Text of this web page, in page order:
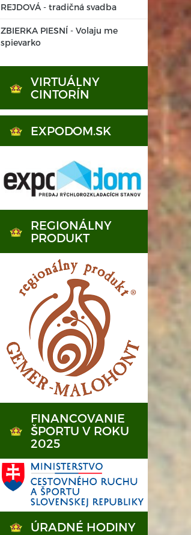
REJDOVÁ - tradičná svadba
ZBIERKA PIESNÍ - Volaju me
spievarko
VIRTUÁLNY
CINTORÍN
EXPODOM.SK
REGIONÁLNY
PRODUKT
FINANCOVANIE
ŠPORTU V ROKU
2025
ÚRADNÉ HODINY